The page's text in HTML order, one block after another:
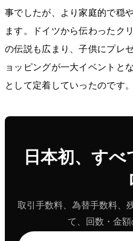
事でしたが、より家庭的で穏
ます。ドイツから伝わったク
の伝説も広まり、子供にプレ
ョッピングが一大イベントと
として定着していったのです。
日本初、す
取引手数料、為替手数料、
て、回数・金